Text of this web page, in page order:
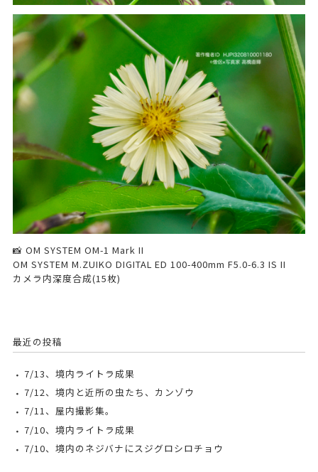
📸 OM SYSTEM OM-1 Mark II
OM SYSTEM M.ZUIKO DIGITAL ED 100-400mm F5.0-6.3 IS II
カメラ内深度合成(15枚)
最近の投稿
7/13、境内ライトラ成果
7/12、境内と近所の虫たち、カンゾウ
7/11、屋内撮影集。
7/10、境内ライトラ成果
7/10、境内のネジバナにスジグロシロチョウ